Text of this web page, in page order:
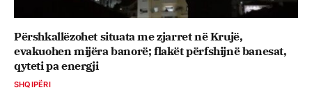
Përshkallëzohet situata me zjarret në Krujë,
evakuohen mijëra banorë; flakët përfshijnë banesat,
qyteti pa energji
SHQIPËRI